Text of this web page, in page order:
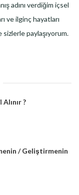
adını verdiğim içsel
ve ilginç hayatları
paylaşıyorum.
?
/ Geliştirmenin